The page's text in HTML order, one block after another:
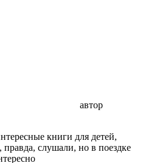
автор
книги для детей,
слушали, но в поездке